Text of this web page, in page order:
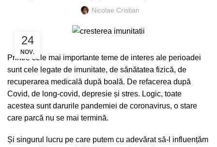
Nicolae Cristian
24
NOV.
Printre cele mai importante teme de interes ale perioadei
sunt cele legate de imunitate, de sănătatea fizică, de
recuperarea medicală după boală. De refacerea după
Covid, de long-covid, depresie și stres. Logic, toate
acestea sunt darurile pandemiei de coronavirus, o stare
care parcă nu se mai termină.
Și singurul lucru pe care putem cu adevărat să-l influențăm